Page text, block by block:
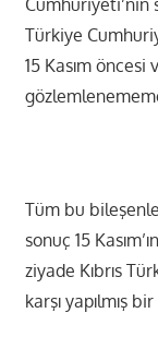
Cumhuriyeti’nin
Türkiye
15 Kasım öncesi
Tüm bu
sonuç 15
ziyade Kıbrıs
karşı yapılmış